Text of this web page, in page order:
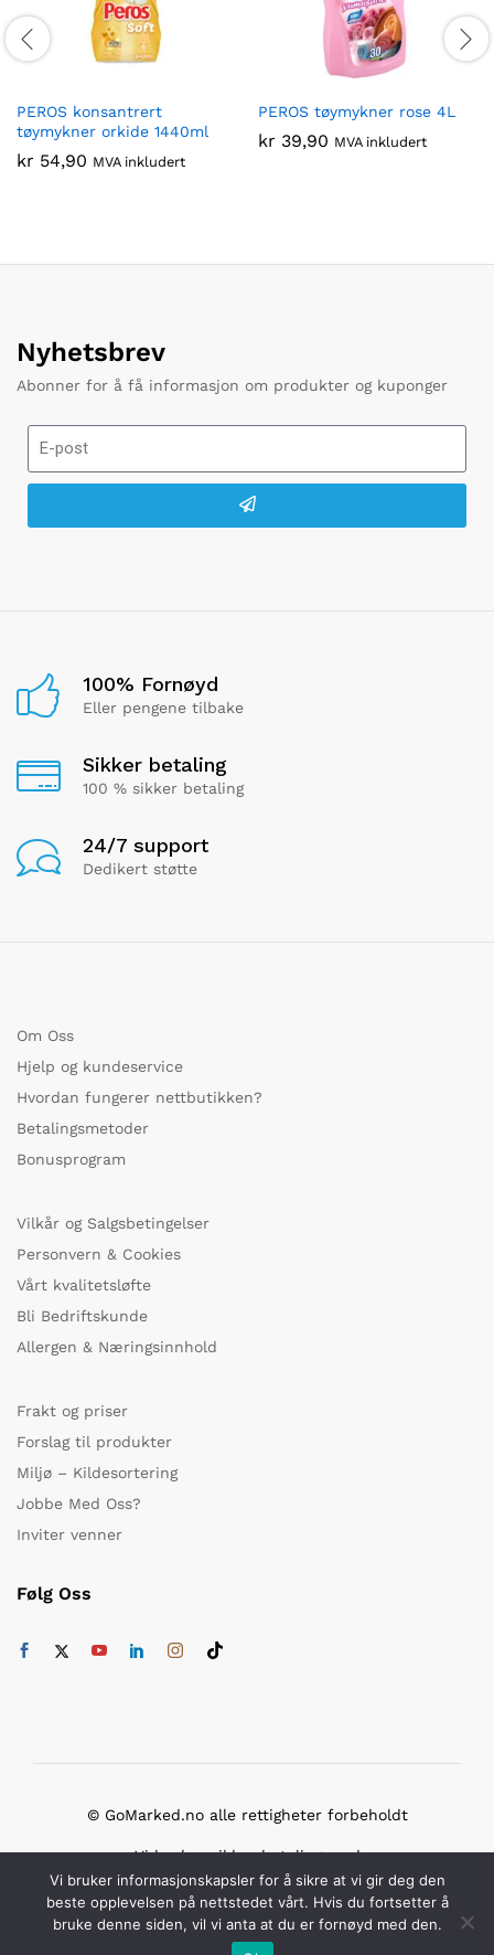
PEROS konsantrert
tøymykner orkide 1440ml
kr 54,90 MVA inkludert
PEROS tøymykner rose 4L
kr 39,90 MVA inkludert
Nyhetsbrev
Abonner for å få informasjon om produkter og kuponger
100% Fornøyd
Eller pengene tilbake
Sikker betaling
100 % sikker betaling
24/7 support
Dedikert støtte
Om Oss
Hjelp og kundeservice
Hvordan fungerer nettbutikken?
Betalingsmetoder
Bonusprogram
Vilkår og Salgsbetingelser
Personvern & Cookies
Vårt kvalitetsløfte
Bli Bedriftskunde
Allergen & Næringsinnhold
Frakt og priser
Forslag til produkter
Miljø – Kildesortering
Jobbe Med Oss?
Inviter venner
Følg Oss
© GoMarked.no alle rettigheter forbeholdt
Vi bruker sikker betaling med
Vi bruker informasjonskapsler for å sikre at vi gir deg den
beste opplevelsen på nettstedet vårt. Hvis du fortsetter å
bruke denne siden, vil vi anta at du er fornøyd med den.